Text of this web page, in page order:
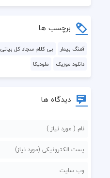
برچسب ها
آهنگ بیمار بی کلام سجاد کل بیاتی
دانلود موزیک
ملودیکا
دیدگاه ها